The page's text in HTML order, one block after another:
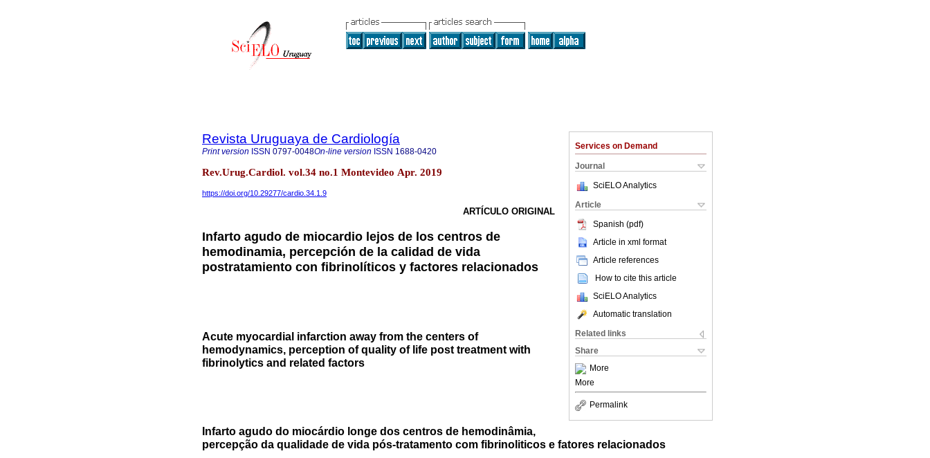
Services on Demand
Journal
SciELO Analytics
Article
Spanish (pdf)
Article in xml format
Article references
How to cite this article
SciELO Analytics
Automatic translation
Related links
Share
More
More
Permalink
Revista Uruguaya de Cardiología
Print version ISSN 0797-0048On-line version ISSN 1688-0420
Rev.Urug.Cardiol. vol.34 no.1 Montevideo Apr. 2019
https://doi.org/10.29277/cardio.34.1.9
ARTÍCULO ORIGINAL
Infarto agudo de miocardio lejos de los centros de
hemodinamia, percepción de la calidad de vida
postratamiento con fibrinolíticos y factores relacionados
Acute myocardial infarction away from the centers of
hemodynamics, perception of quality of life post treatment with
fibrinolytics and related factors
Infarto agudo do miocárdio longe dos centros de hemodinâmia,
percepção da qualidade de vida pós-tratamento com fibrinoliticos e fatores relacionados